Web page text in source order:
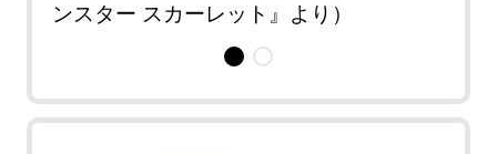
ンスター スカーレット』より）